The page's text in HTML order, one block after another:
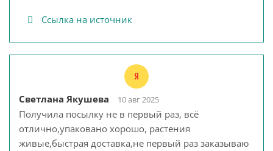
Ссылка на источник
Светлана Якушева 10 авг 2025
Получила посылку не в первый раз, всё
отлично,упаковано хорошо, растения
живые,быстрая доставка,не первый раз заказываю